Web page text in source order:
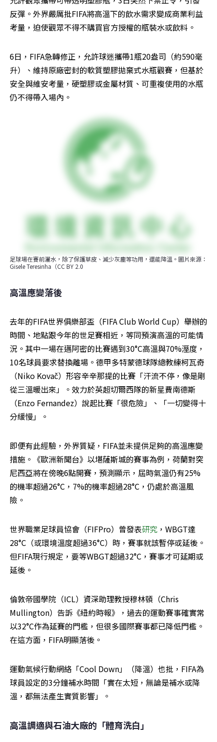
反彈。外界嚴厲批FIFA將高溫下的飲水需求變成商業利益
考量，迫使觀眾不得不購買官方授權的瓶裝水或飲料。
6日，FIFA急轉修正，允許球迷攜帶1瓶20盎司（約590毫
升）、維持原廠密封的軟質塑膠拋棄式水瓶觀賽，但基於
安全與維安考量，硬塑膠或金屬材質、可重複使用的水瓶
仍不得帶入場內。
足球場在賽前灑水，除了保護草皮、減少灰塵等功用，還能降溫。圖片來源：
Gisele Teresinha（CC BY 2.0
高溫應變落後
去年的FIFA世界俱樂部盃（FIFA Club World Cup）舉辦的
時間、地點跟今年的世足賽相近，等同預演高溫的可能情
況。其中一場在邁阿密的比賽遇到30°C高溫與70%溼度，
10名球員要求替換離場。德甲多特蒙德球隊總教練柯瓦奇
（Niko Kovač）形容辛辛那提的比賽「汗流不停，像是剛
從三溫暖出來」。效力於英超切爾西隊的新星費南德斯
（Enzo Fernandez）說起比賽「很危險」、「一切變得十
分緩慢」。
即便有此經驗，外界質疑，FIFA並未提供足夠的高溫應變
措施。《歐洲新聞台》以堪薩斯城的賽事為例，荷蘭對突
尼西亞將在傍晚6點開賽，預測顯示，屆時氣溫仍有25%
的機率超過26°C，7%的機率超過28°C，仍處於高溫風
險。
世界職業足球員協會（FIFPro）曾發表研究 ，WBGT達
28°C（或環境溫度超過36°C）時，賽事就該暫停或延後。
但FIFA現行規定，要等WBGT超過32°C，賽事才可延期或
延後。
倫敦帝國學院（ICL）資深助理教授穆林頓（Chris
Mullington）告訴《紐約時報》，過去的運動賽事確實常
以32°C作為延賽的門檻，但很多國際賽事都已降低門檻。
在這方面，FIFA明顯落後。
運動氣候行動網絡「Cool Down」（降溫）也批，FIFA為
球員設定的3分鐘補水時間「實在太短，無論是補水或降
溫，都無法產生實質影響」。
高溫調適與石油大廠的「體育洗白」